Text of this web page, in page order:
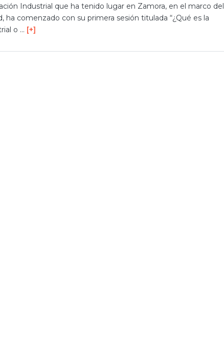
Industrial que ha tenido lugar en Zamora, en el marco del
ha comenzado con su primera sesión titulada “¿Qué es la
o … [+]